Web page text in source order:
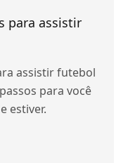
para assistir
assistir futebol
para você
estiver.